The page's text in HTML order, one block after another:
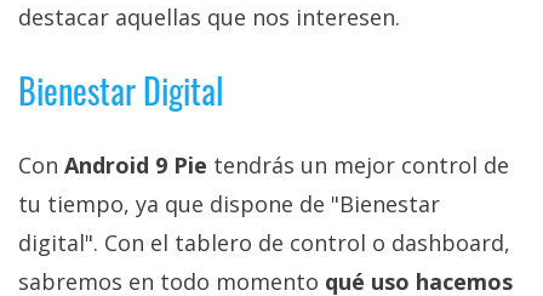
destacar aquellas que nos interesen.
Bienestar Digital
Con Android 9 Pie tendrás un mejor control de
tu tiempo, ya que dispone de "Bienestar
digital". Con el tablero de control o dashboard,
sabremos en todo momento qué uso hacemos